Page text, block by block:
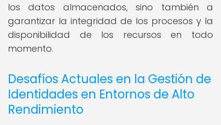
los datos almacenados, sino también a
garantizar la integridad de los procesos y la
disponibilidad de los recursos en todo
momento.
Desafíos Actuales en la Gestión de
Identidades en Entornos de Alto
Rendimiento